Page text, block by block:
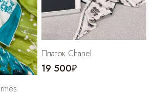
Платок Chanel
19 500₽